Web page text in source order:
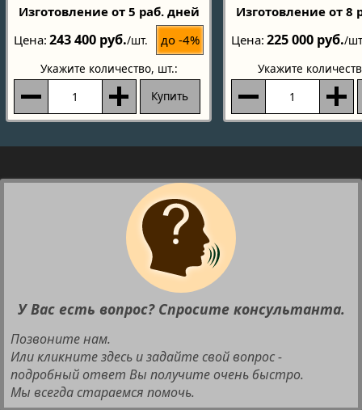
Изготовление от 5 раб. дней
Цена 243 400 руб./шт. до -4%
Укажите количество, шт.:
Купить
Изготовление от 8
Цена 225 000 руб./
Укажите
У Вас есть вопрос? Спросите консультанта.
Позвоните нам.
Или кликните здесь и задайте свой вопрос -
подробный ответ Вы получите очень быстро.
Мы всегда стараемся помочь.